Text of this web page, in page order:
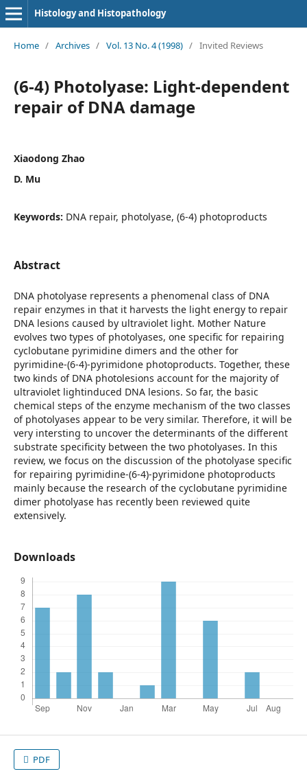
Histology and Histopathology
Home / Archives / Vol. 13 No. 4 (1998) / Invited Reviews
(6-4) Photolyase: Light-dependent
repair of DNA damage
Xiaodong Zhao
D. Mu
Keywords: DNA repair, photolyase, (6-4) photoproducts
Abstract
DNA photolyase represents a phenomenal class of DNA
repair enzymes in that it harvests the light energy to repair
DNA lesions caused by ultraviolet light. Mother Nature
evolves two types of photolyases, one specific for repairing
cyclobutane pyrimidine dimers and the other for
pyrimidine-(6-4)-pyrimidone photoproducts. Together, these
two kinds of DNA photolesions account for the majority of
ultraviolet lightinduced DNA lesions. So far, the basic
chemical steps of the enzyme mechanism of the two classes
of photolyases appear to be very similar. Therefore, it will be
very intersting to uncover the determinants of the different
substrate specificity between the two photolyases. In this
review, we focus on the discussion of the photolyase specific
for repairing pyrimidine-(6-4)-pyrimidone photoproducts
mainly because the research of the cyclobutane pyrimidine
dimer photolyase has recently been reviewed quite
extensively.
Downloads
PDF